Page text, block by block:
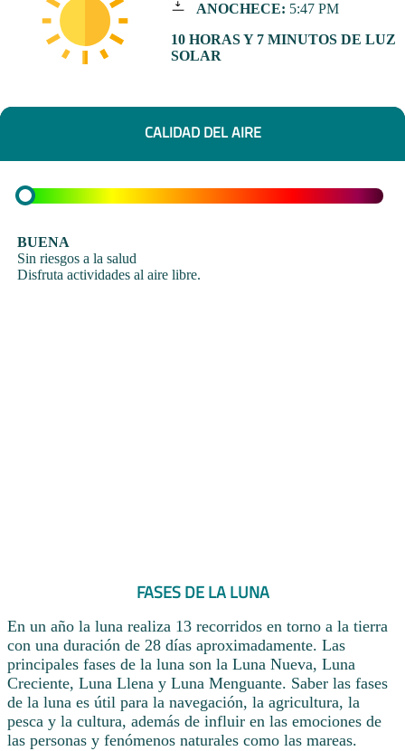
ANOCHECE: 5:47 PM
10 HORAS Y 7 MINUTOS DE LUZ
SOLAR
CALIDAD DEL AIRE
BUENA
Sin riesgos a la salud
Disfruta actividades al aire libre.
FASES DE LA LUNA
En un año la luna realiza 13 recorridos en torno a la tierra
con una duración de 28 días aproximadamente. Las
principales fases de la luna son la Luna Nueva, Luna
Creciente, Luna Llena y Luna Menguante. Saber las fases
de la luna es útil para la navegación, la agricultura, la
pesca y la cultura, además de influir en las emociones de
las personas y fenómenos naturales como las mareas.